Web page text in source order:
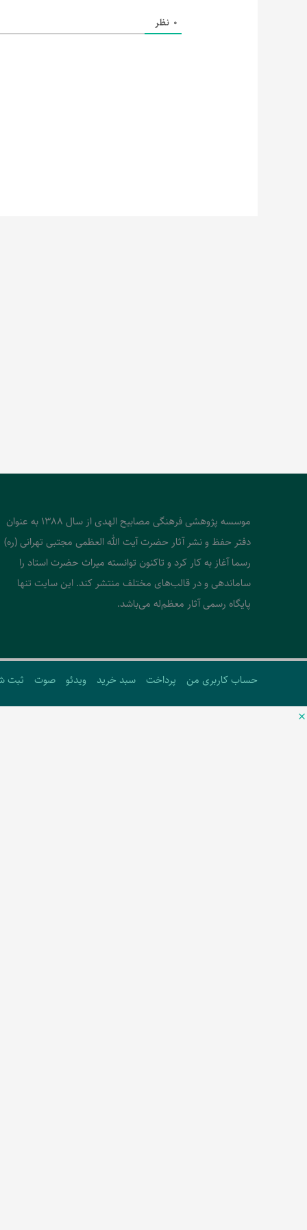
0 نظر
موسسه پژوهشی فرهنگی مصابیح الهدی از سال 1388 به عنوان
دفتر حفظ و نشر آثار حضرت آیت الله العظمی مجتبی تهرانی (ره)
رسما آغاز به کار کرد و تاکنون توانسته میراث حضرت استاد را
ساماندهی و در قالب‌های مختلف منتشر کند. این سایت تنها
پایگاه رسمی آثار معظم‌له می‌باشد.
حساب کاربری من پرداخت سبد خرید ویدئو صوت ثبت